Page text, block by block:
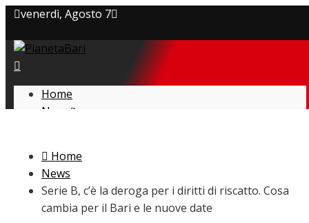
venerdì, Agosto 7
Privacy policy
Cookie Policy
Home
News
L’avversario
Giovanili
Le pagelle
Interviste
Home
News
Serie B, c’è la deroga per i diritti di riscatto. Cosa
cambia per il Bari e le nuove date